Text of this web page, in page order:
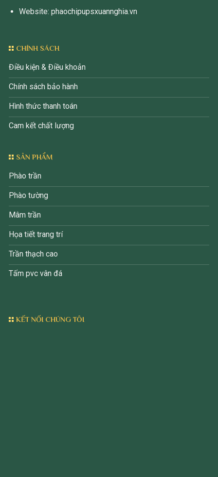
Website: phaochipupsxuannghia.vn
CHÍNH SÁCH
Điều kiện & Điều khoản
Chính sách bảo hành
Hình thức thanh toán
Cam kết chất lượng
SẢN PHẨM
Phào trần
Phào tường
Mâm trần
Họa tiết trang trí
Trần thạch cao
Tấm pvc vân đá
KẾT NỐI CHÚNG TÔI